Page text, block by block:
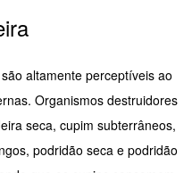
altamente perceptíveis ao
Organismos destruidores
seca, cupim subterrâneos,
podridão seca e podridão